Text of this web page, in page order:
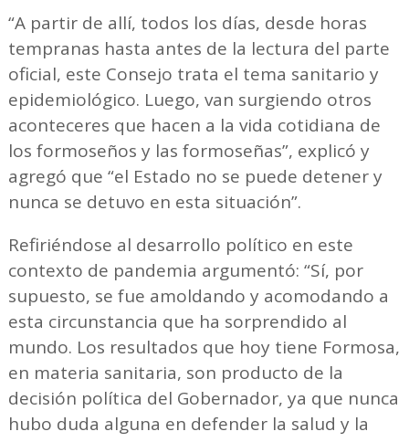
“A partir de allí, todos los días, desde horas
tempranas hasta antes de la lectura del parte
oficial, este Consejo trata el tema sanitario y
epidemiológico. Luego, van surgiendo otros
aconteceres que hacen a la vida cotidiana de
los formoseños y las formoseñas”, explicó y
agregó que “el Estado no se puede detener y
nunca se detuvo en esta situación”.
Refiriéndose al desarrollo político en este
contexto de pandemia argumentó: “Sí, por
supuesto, se fue amoldando y acomodando a
esta circunstancia que ha sorprendido al
mundo. Los resultados que hoy tiene Formosa,
en materia sanitaria, son producto de la
decisión política del Gobernador, ya que nunca
hubo duda alguna en defender la salud y la